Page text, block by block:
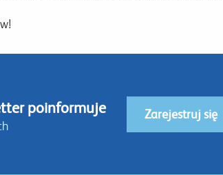
poinformuje Zarejestruj się